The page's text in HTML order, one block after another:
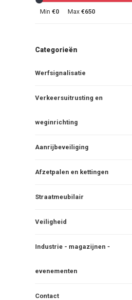
Min €0 Max €650
Categorieën
Werfsignalisatie
Verkeersuitrusting en
weginrichting
Aanrijbeveiliging
Afzetpalen en kettingen
Straatmeubilair
Veiligheid
Industrie - magazijnen -
evenementen
Contact